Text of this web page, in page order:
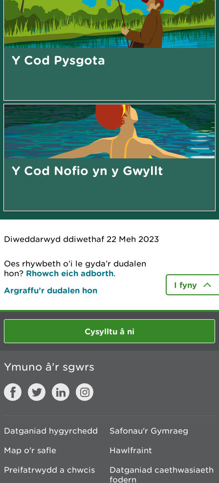
Y Cod Pysgota
Y Cod Nofio yn y Gwyllt
Diweddarwyd ddiwethaf 22 Meh 2023
Oes rhywbeth o’i le gyda’r dudalen
hon? Rhowch eich adborth.
Argraffu’r dudalen hon
I fyny
Cysylltu â ni
Ymuno â'r sgwrs
Datganiad hygyrchedd
Safonau'r Gymraeg
Map o'r safle
Hawlfraint
Preifatrwydd a chwcis
Datganiad caethwasiaeth
fodern